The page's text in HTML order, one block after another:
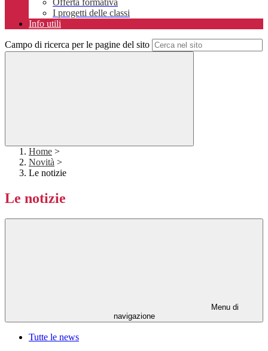
Offerta formativa
I progetti delle classi
Info utili
Campo di ricerca per le pagine del sito
Home >
Novità >
Le notizie
Le notizie
Menu di
navigazione
Tutte le news